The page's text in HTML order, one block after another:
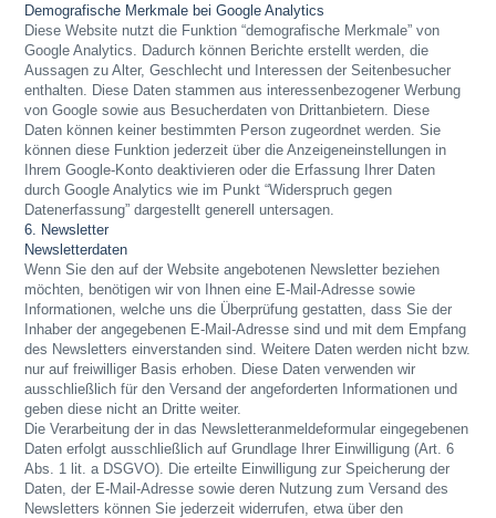
Demografische Merkmale bei Google Analytics
Diese Website nutzt die Funktion “demografische Merkmale” von
Google Analytics. Dadurch können Berichte erstellt werden, die
Aussagen zu Alter, Geschlecht und Interessen der Seitenbesucher
enthalten. Diese Daten stammen aus interessenbezogener Werbung
von Google sowie aus Besucherdaten von Drittanbietern. Diese
Daten können keiner bestimmten Person zugeordnet werden. Sie
können diese Funktion jederzeit über die Anzeigeneinstellungen in
Ihrem Google-Konto deaktivieren oder die Erfassung Ihrer Daten
durch Google Analytics wie im Punkt “Widerspruch gegen
Datenerfassung” dargestellt generell untersagen.
6. Newsletter
Newsletterdaten
Wenn Sie den auf der Website angebotenen Newsletter beziehen
möchten, benötigen wir von Ihnen eine E-Mail-Adresse sowie
Informationen, welche uns die Überprüfung gestatten, dass Sie der
Inhaber der angegebenen E-Mail-Adresse sind und mit dem Empfang
des Newsletters einverstanden sind. Weitere Daten werden nicht bzw.
nur auf freiwilliger Basis erhoben. Diese Daten verwenden wir
ausschließlich für den Versand der angeforderten Informationen und
geben diese nicht an Dritte weiter.
Die Verarbeitung der in das Newsletteranmeldeformular eingegebenen
Daten erfolgt ausschließlich auf Grundlage Ihrer Einwilligung (Art. 6
Abs. 1 lit. a DSGVO). Die erteilte Einwilligung zur Speicherung der
Daten, der E-Mail-Adresse sowie deren Nutzung zum Versand des
Newsletters können Sie jederzeit widerrufen, etwa über den